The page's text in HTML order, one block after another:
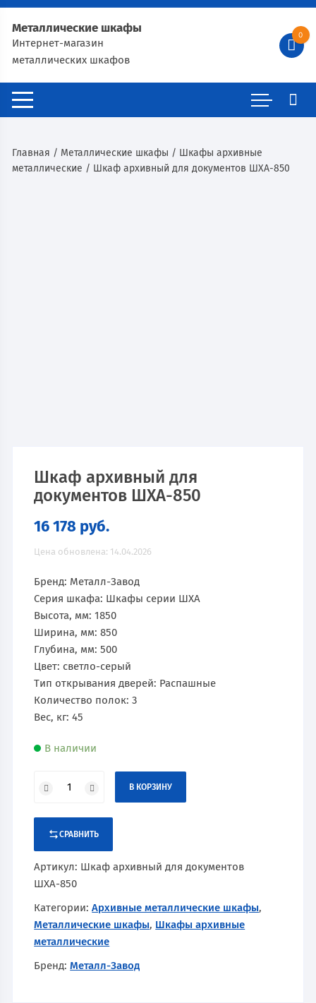
Металлические шкафы
Интернет-магазин
металлических шкафов
0
Главная / Металлические шкафы / Шкафы архивные
металлические / Шкаф архивный для документов ШХА-850
Шкаф архивный для
документов ШХА-850
16 178 руб.
Цена обновлена: 14.04.2026
Бренд: Металл-Завод
Серия шкафа: Шкафы серии ШХА
Высота, мм: 1850
Ширина, мм: 850
Глубина, мм: 500
Цвет: светло-серый
Тип открывания дверей: Распашные
Количество полок: 3
Вес, кг: 45
В наличии
В КОРЗИНУ
СРАВНИТЬ
Артикул: Шкаф архивный для документов
ШХА-850
Категории:Архивные металлические шкафы,
Металлические шкафы, Шкафы архивные
металлические
Бренд:Металл-Завод